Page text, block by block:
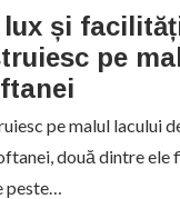
și
pe
pe malul lacului
două dintre